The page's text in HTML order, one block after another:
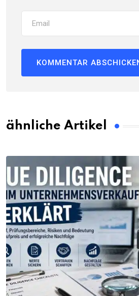
ähnliche Artikel